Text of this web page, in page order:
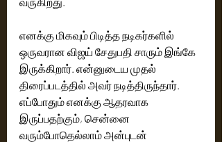
எனக்கு மிகவும் பிடித்த நடிகர்களில்
ஒருவரான விஜய் சேதுபதி சாரும் இங்கே
இருக்கிறார். என்னுடைய முதல்
திரைப்படத்தில் அவர் நடித்திருந்தார்.
எப்போதும் எனக்கு ஆதரவாக
இருப்பதற்கும், சென்னை
வரும்போதெல்லாம் அன்புடன்